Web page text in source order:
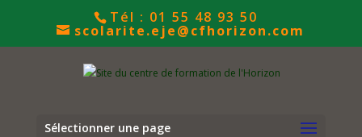
Tél : 01 55 48 93 50
scolarite.eje@cfhorizon.com
Sélectionner une page